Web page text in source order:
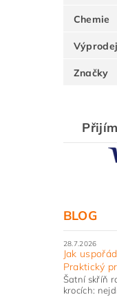
Chemie
Výprodej
Značky
BLOG
28.7.2026
Jak
Praktický
Šatní skříň
krocích: